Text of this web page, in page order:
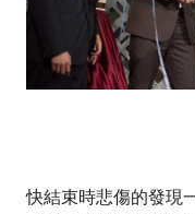
快結束時悲傷的發現